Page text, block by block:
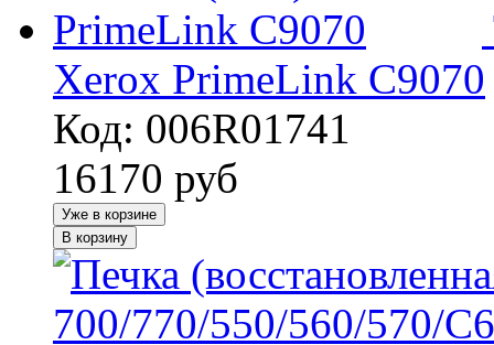
Xerox PrimeLink C9070
Код: 006R01741
16170 руб
Уже в корзине
В корзину